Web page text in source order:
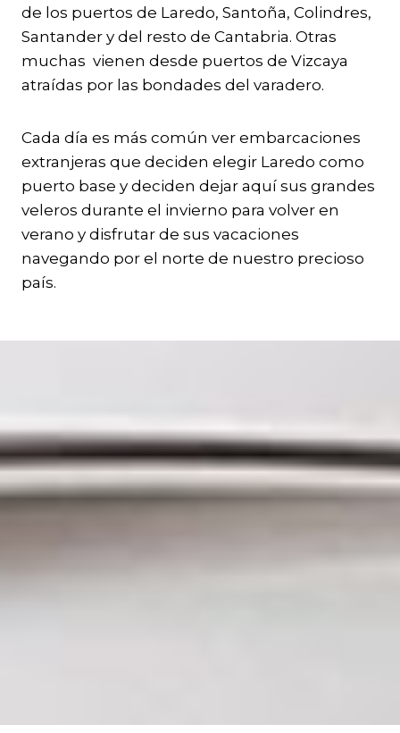
de los puertos de Laredo, Santoña, Colindres,
Santander y del resto de Cantabria. Otras
muchas vienen desde puertos de Vizcaya
atraídas por las bondades del varadero.
Cada día es más común ver embarcaciones
extranjeras que deciden elegir Laredo como
puerto base y deciden dejar aquí sus grandes
veleros durante el invierno para volver en
verano y disfrutar de sus vacaciones
navegando por el norte de nuestro precioso
país.